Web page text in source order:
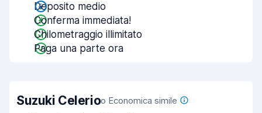
Deposito medio
Conferma immediata!
Chilometraggio illimitato
Paga una parte ora
Suzuki Celerioo Economica simile